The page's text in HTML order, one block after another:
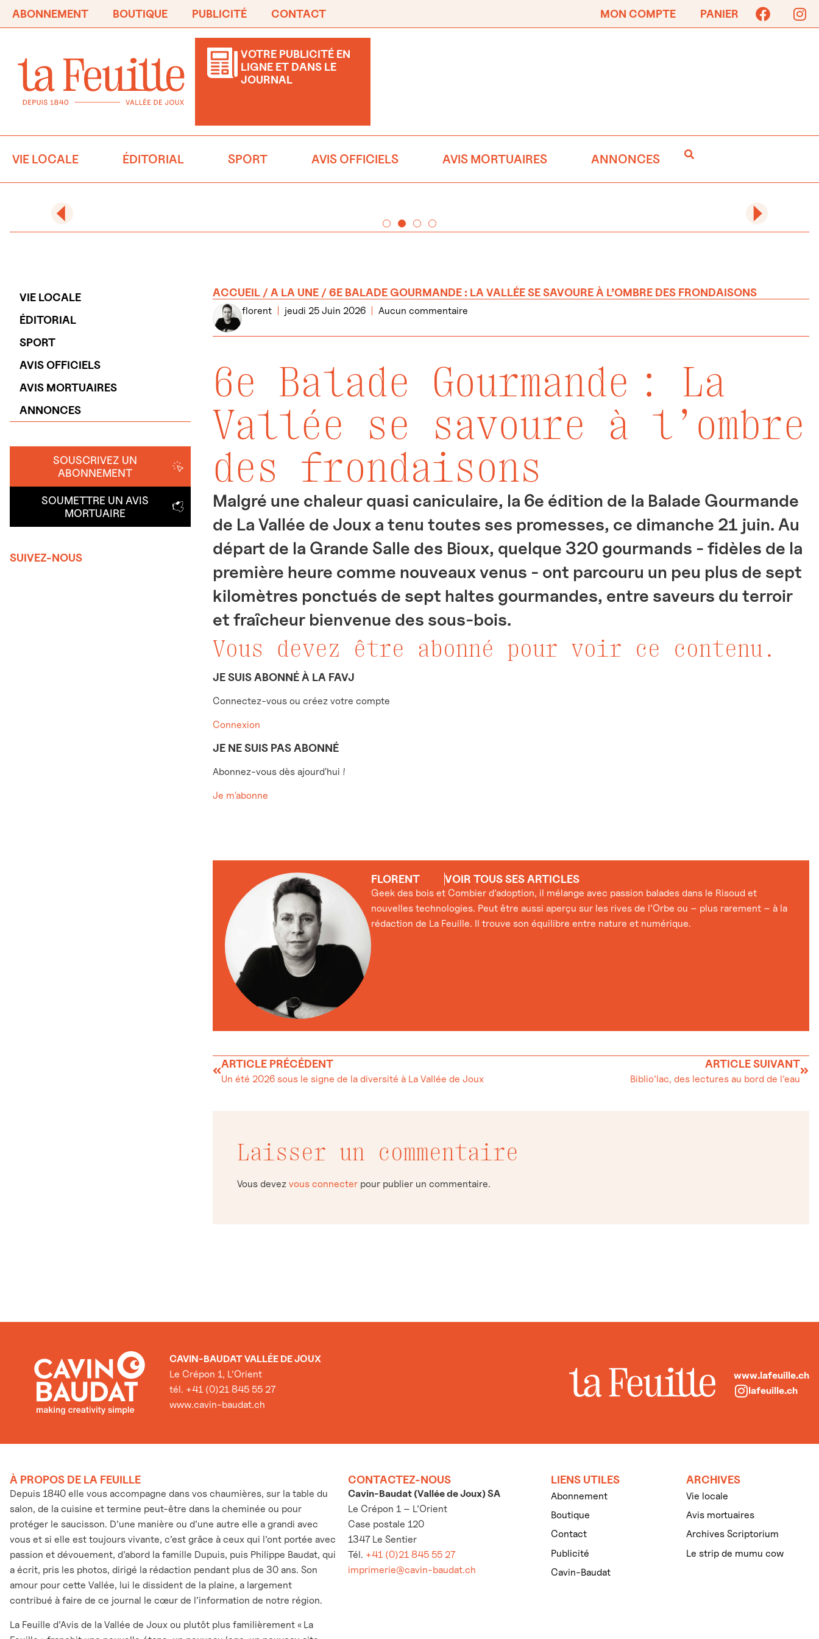
ABONNEMENT BOUTIQUE PUBLICITÉ CONTACT MON COMPTE PANIER
VOTRE PUBLICITÉ EN
LIGNE ET DANS LE
JOURNAL
VIE LOCALE ÉDITORIAL SPORT AVIS OFFICIELS AVIS MORTUAIRES ANNONCES
VIE LOCALE
ÉDITORIAL
SPORT
AVIS OFFICIELS
AVIS MORTUAIRES
ANNONCES
SOUSCRIVEZ UN
ABONNEMENT
SOUMETTRE UN AVIS
MORTUAIRE
SUIVEZ-NOUS
ACCUEIL /A LA UNE / 6E BALADE GOURMANDE : LA VALLÉE SE SAVOURE À L’OMBRE DES FRONDAISONS
florent jeudi 25 Juin 2026 Aucun commentaire
6e Balade Gourmande : La
Vallée se savoure à l’ombre
des frondaisons
Malgré une chaleur quasi caniculaire, la 6e édition de la Balade Gourmande
de La Vallée de Joux a tenu toutes ses promesses, ce dimanche 21 juin. Au
départ de la Grande Salle des Bioux, quelque 320 gourmands - fidèles de la
première heure comme nouveaux venus - ont parcouru un peu plus de sept
kilomètres ponctués de sept haltes gourmandes, entre saveurs du terroir
et fraîcheur bienvenue des sous-bois.
Vous devez être abonné pour voir ce contenu.
JE SUIS ABONNÉ À LA FAVJ
Connectez-vous ou créez votre compte
Connexion
JE NE SUIS PAS ABONNÉ
Abonnez-vous dès ajourd'hui !
Je m'abonne
FLORENT VOIR TOUS SES ARTICLES
Geek des bois et Combier d’adoption, il mélange avec passion balades dans le Risoud et
nouvelles technologies. Peut être aussi aperçu sur les rives de l’Orbe ou – plus rarement – à la
rédaction de La Feuille. Il trouve son équilibre entre nature et numérique.
ARTICLE PRÉCÉDENT
Un été 2026 sous le signe de la diversité à La Vallée de Joux
ARTICLE SUIVANT
Biblio’lac, des lectures au bord de l’eau
Laisser un commentaire
Vous devez vous connecter pour publier un commentaire.
CAVIN-BAUDAT VALLÉE DE JOUX
Le Crépon 1, L’Orient
tél. +41 (0)21 845 55 27
www.cavin-baudat.ch
www.lafeuille.ch
lafeuille.ch
À PROPOS DE LA FEUILLE
Depuis 1840 elle vous accompagne dans vos chaumières, sur la table du
salon, de la cuisine et termine peut-être dans la cheminée ou pour
protéger le saucisson. D’une manière ou d’une autre elle a grandi avec
vous et si elle est toujours vivante, c’est grâce à ceux qui l’ont portée avec
passion et dévouement, d’abord la famille Dupuis, puis Philippe Baudat, qui
a écrit, pris les photos, dirigé la rédaction pendant plus de 30 ans. Son
amour pour cette Vallée, lui le dissident de la plaine, a largement
contribué à faire de ce journal le cœur de l’information de notre région.
La Feuille d’Avis de la Vallée de Joux ou plutôt plus familièrement « La
CONTACTEZ-NOUS
Cavin-Baudat (Vallée de Joux) SA
Le Crépon 1 – L’Orient
Case postale 120
1347 Le Sentier
Tél. +41 (0)21 845 55 27
imprimerie@cavin-baudat.ch
LIENS UTILES
Abonnement
Boutique
Contact
Publicité
Cavin-Baudat
ARCHIVES
Vie locale
Avis mortuaires
Archives Scriptorium
Le strip de mumu cow